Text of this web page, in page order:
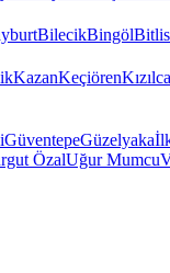
BilecikBingölBitlis
KazanKeçiören
GüventepeGüzelyaka
ÖzalUğur Mumcu